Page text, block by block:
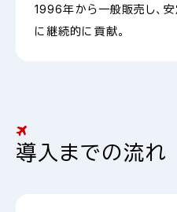
1996年から一般販売し、安
に継続的に貢献。
導入までの流れ